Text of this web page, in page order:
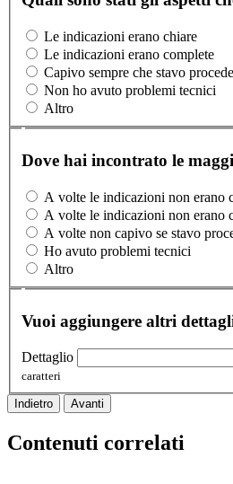
Le indicazioni erano chiare
Le indicazioni erano complete
Capivo sempre che stavo
Non ho avuto problemi tecnici
Altro
Dove hai incontrato le
A volte le indicazioni non erano
A volte le indicazioni non erano
A volte non capivo se stavo
Ho avuto problemi tecnici
Altro
Vuoi aggiungere altri
Dettaglio
caratteri
Indietro Avanti
Contenuti correlati